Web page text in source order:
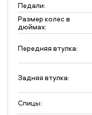
Педали:
Размер колес в
дюймах:
Передняя втулка:
Задняя втулка:
Спицы: